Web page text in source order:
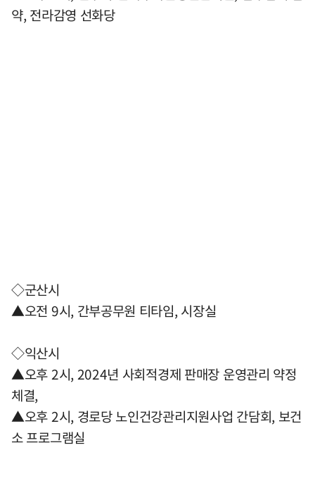
약, 전라감영 선화당
◇군산시
▲오전 9시, 간부공무원 티타임, 시장실
◇익산시
▲오후 2시, 2024년 사회적경제 판매장 운영관리 약정
체결,
▲오후 2시, 경로당 노인건강관리지원사업 간담회, 보건
소 프로그램실